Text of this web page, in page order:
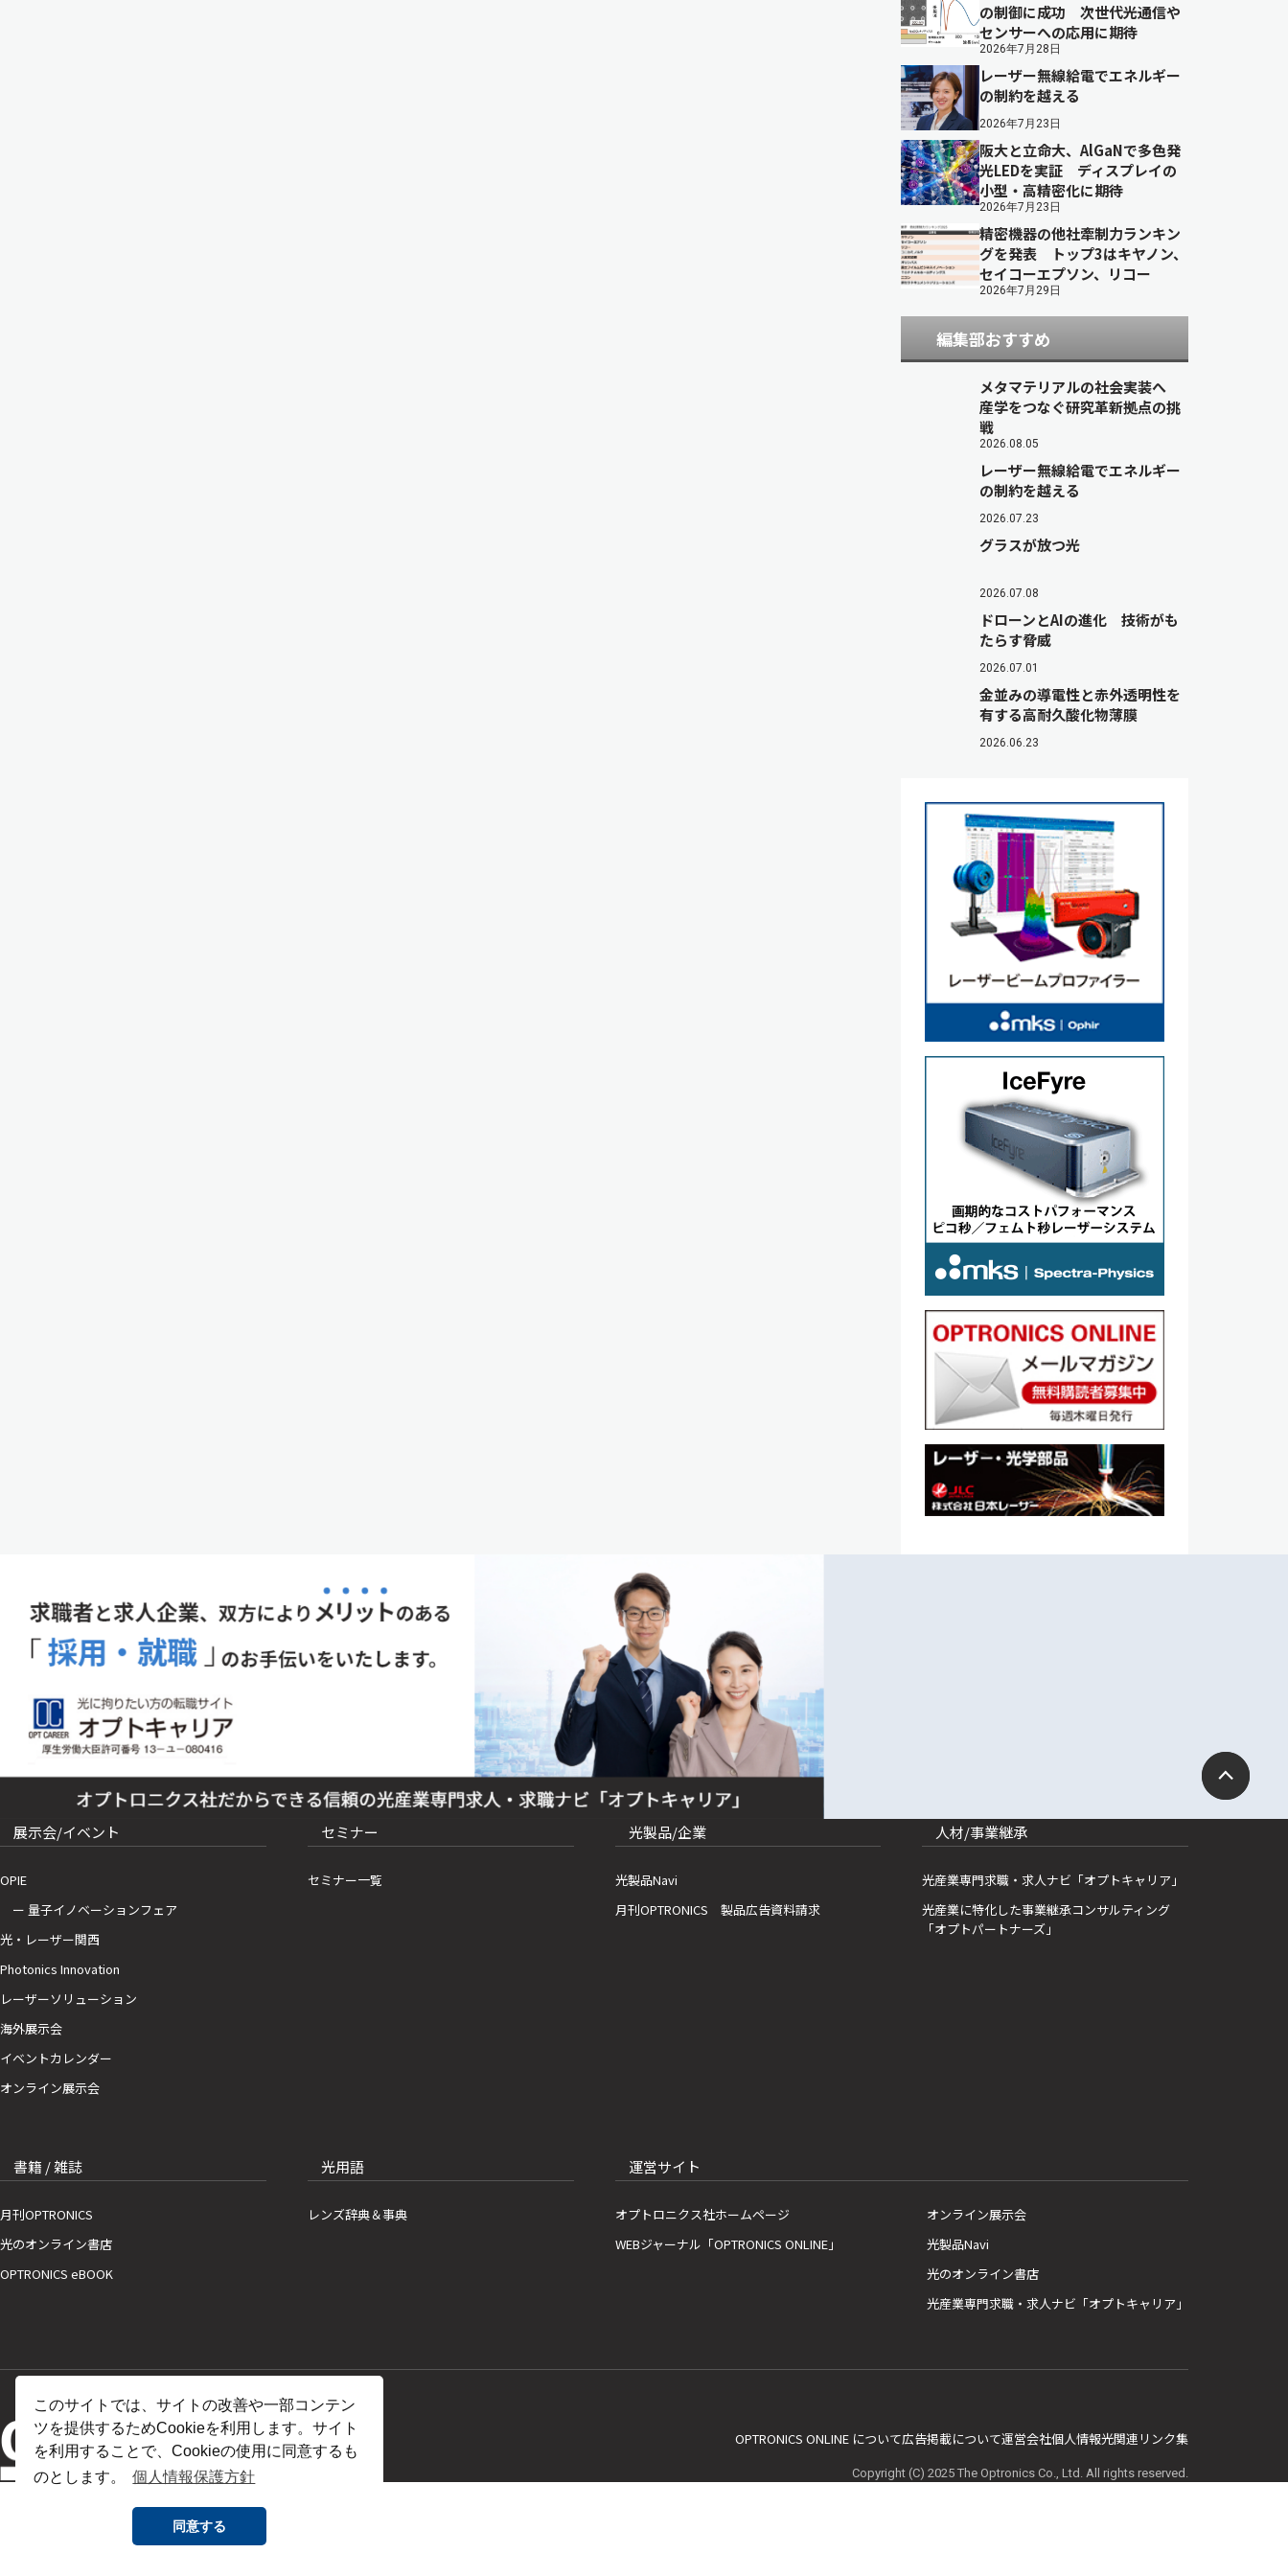
このサイトでは、サイトの改善や一部コンテン
ツを提供するためCookieを利用します。サイト
を利用することで、Cookieの使用に同意するも
のとします。
個人情報保護方針
同意する
の制御に成功 次世代光通信や
センサーへの応用に期待
2026年7月28日
レーザー無線給電でエネルギー
の制約を越える
2026年7月23日
阪大と立命大、AlGaNで多色発
光LEDを実証 ディスプレイの
小型・高精密化に期待
2026年7月23日
精密機器の他社牽制力ランキン
グを発表 トップ3はキヤノン、
セイコーエプソン、リコー
2026年7月29日
編集部おすすめ
メタマテリアルの社会実装へ
産学をつなぐ研究革新拠点の挑
戦
2026.08.05
レーザー無線給電でエネルギー
の制約を越える
2026.07.23
グラスが放つ光
2026.07.08
ドローンとAIの進化 技術がも
たらす脅威
2026.07.01
金並みの導電性と赤外透明性を
有する高耐久酸化物薄膜
2026.06.23
展示会/イベント
OPIE
ー 量子イノベーションフェア
光・レーザー関西
Photonics Innovation
レーザーソリューション
海外展示会
イベントカレンダー
オンライン展示会
セミナー
セミナー一覧
光製品/企業
光製品Navi
月刊OPTRONICS 製品広告資料請求
人材/事業継承
光産業専門求職・求人ナビ「オプトキャリア」
光産業に特化した事業継承コンサルティング
「オプトパートナーズ」
書籍 / 雑誌
月刊OPTRONICS
光のオンライン書店
OPTRONICS eBOOK
光用語
レンズ辞典＆事典
運営サイト
オプトロニクス社ホームページ
WEBジャーナル「OPTRONICS ONLINE」
オンライン展示会
光製品Navi
光のオンライン書店
光産業専門求職・求人ナビ「オプトキャリア」
OPTRONICS ONLINE について広告掲載について運営会社個人情報光関連リンク集
Copyright (C) 2025 The Optronics Co., Ltd. All rights reserved.